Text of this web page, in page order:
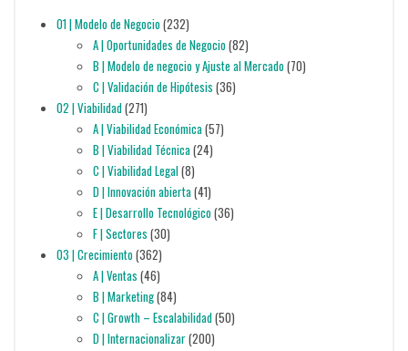
01 | Modelo de Negocio(232)
A | Oportunidades de Negocio(82)
B | Modelo de negocio y Ajuste al Mercado(70)
C | Validación de Hipótesis (36)
02 | Viabilidad(271)
A | Viabilidad Económica(57)
B | Viabilidad Técnica(24)
C | Viabilidad Legal(8)
D | Innovación abierta(41)
E | Desarrollo Tecnológico(36)
F | Sectores (30)
03 | Crecimiento(362)
A | Ventas (46)
B | Marketing(84)
C | Growth – Escalabilidad(50)
D | Internacionalizar(200)